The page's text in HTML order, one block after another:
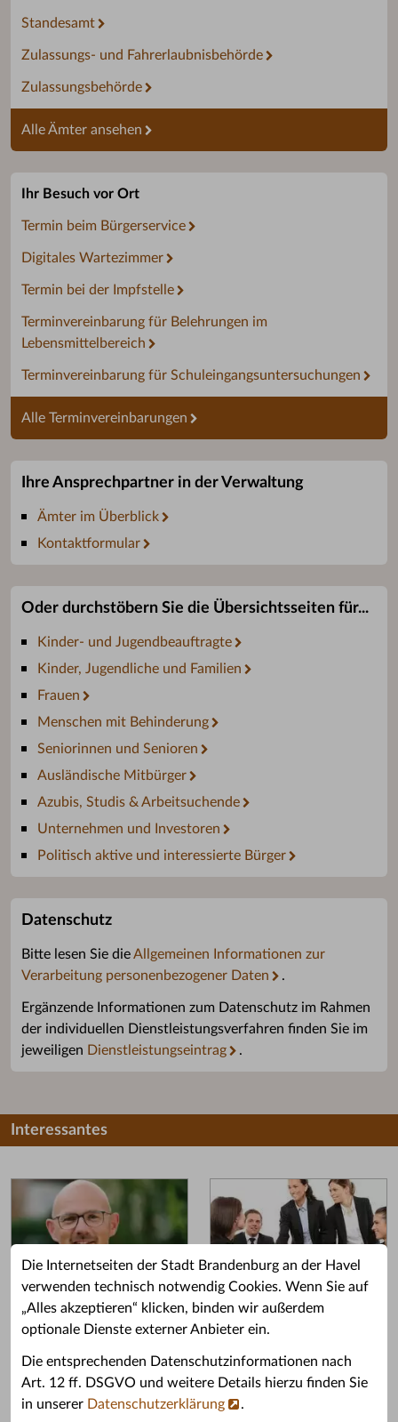
Die Internetseiten der Stadt Brandenburg an der Havel
verwenden technisch notwendig Cookies. Wenn Sie auf
„Alles akzeptieren“ klicken, binden wir außerdem
optionale Dienste externer Anbieter ein.
Die entsprechenden Datenschutzinformationen nach
Art. 12 ff. DSGVO und weitere Details hierzu finden Sie
in unserer Datenschutzerklärung .
Standesamt
Zulassungs- und Fahrerlaubnisbehörde
Zulassungsbehörde
Alle Ämter ansehen
Ihr Besuch vor Ort
Termin beim Bürgerservice
Digitales Wartezimmer
Termin bei der Impfstelle
Terminvereinbarung für Belehrungen im
Lebensmittelbereich
Terminvereinbarung für Schuleingangsuntersuchungen
Alle Terminvereinbarungen
Ihre Ansprechpartner in der Verwaltung
Ämter im Überblick
Kontaktformular
Oder durchstöbern Sie die Übersichtsseiten für...
Kinder- und Jugendbeauftragte
Kinder, Jugendliche und Familien
Frauen
Menschen mit Behinderung
Seniorinnen und Senioren
Ausländische Mitbürger
Azubis, Studis & Arbeitsuchende
Unternehmen und Investoren
Politisch aktive und interessierte Bürger
Datenschutz
Bitte lesen Sie dieAllgemeinen Informationen zur
Verarbeitung personenbezogener Daten
.
Ergänzende Informationen zum Datenschutz im Rahmen
der individuellen Dienstleistungsverfahren finden Sie im
jeweiligen Dienstleistungseintrag .
Interessantes
Grußwort des OB